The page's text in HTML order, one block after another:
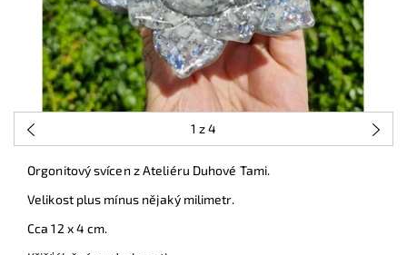
1 z 4
Orgonitový svícen z Ateliéru Duhové Tami.
Velikost plus mínus nějaký milimetr.
Cca 12 x 4 cm.